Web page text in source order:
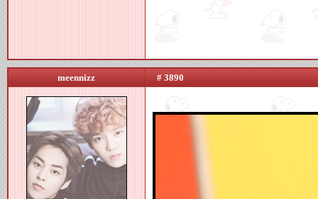
meennizz # 3890